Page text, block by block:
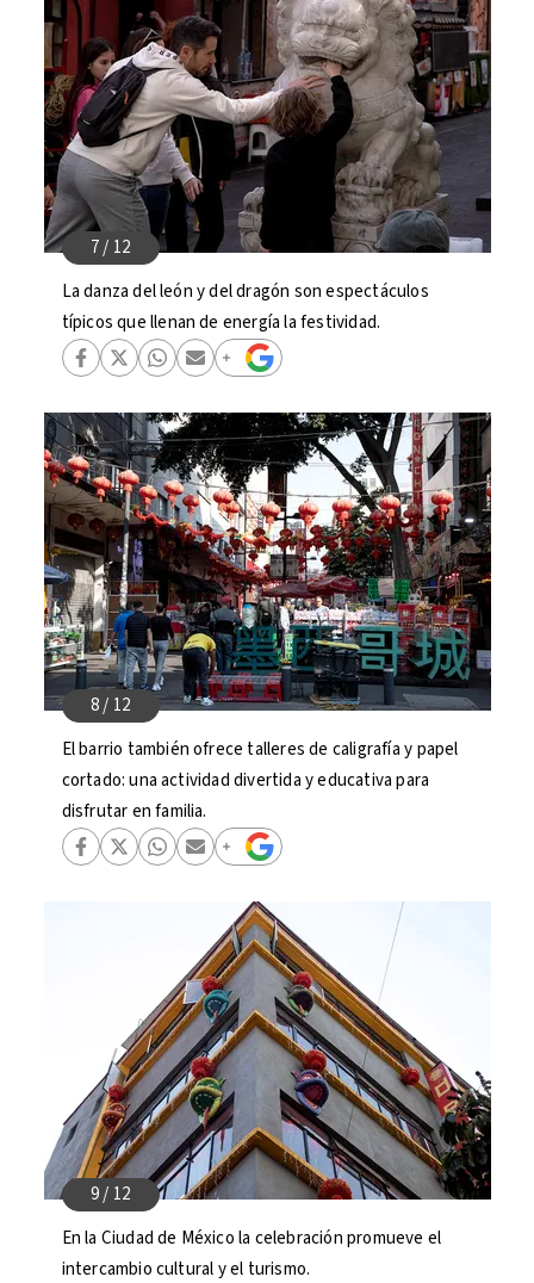
La danza del león y del dragón son espectáculos
típicos que llenan de energía la festividad.
El barrio también ofrece talleres de caligrafía y papel
cortado: una actividad divertida y educativa para
disfrutar en familia.
En la Ciudad de México la celebración promueve el
intercambio cultural y el turismo.